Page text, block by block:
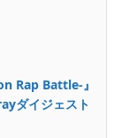
Rap Battle-』
ダイジェスト